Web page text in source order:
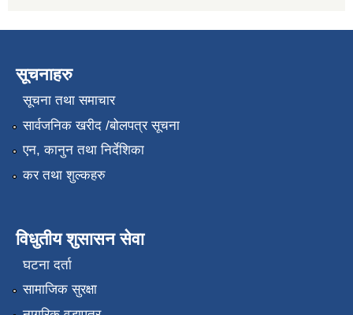
सूचनाहरु
सूचना तथा समाचार
सार्वजनिक खरीद /बोलपत्र सूचना
एन, कानुन तथा निर्देशिका
कर तथा शुल्कहरु
विधुतीय शुसासन सेवा
घटना दर्ता
सामाजिक सुरक्षा